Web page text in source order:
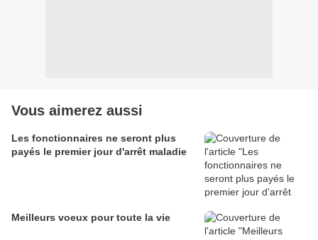
Vous aimerez aussi
Les fonctionnaires ne seront plus
payés le premier jour d'arrêt maladie
Meilleurs voeux pour toute la vie